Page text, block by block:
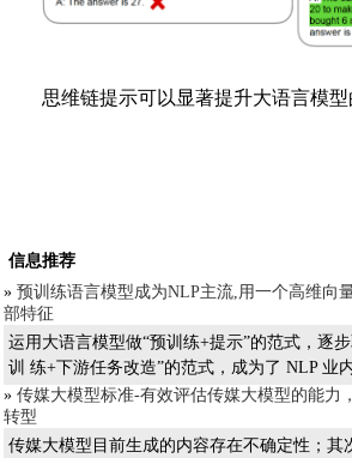
思维链提示可以显著提升大语言模
信息推荐
» 预训练语言模型成为NLP主流,用一个高维向
部特征
运用大语言模型做“预训练+提示”的范式，逐
训 练+下游任务改造”的范式，成为了 NLP 业
» 传媒大模型标准-有效评估传媒大模型的能力
转型
传媒大模型目前生成的内容存在不确定性；其